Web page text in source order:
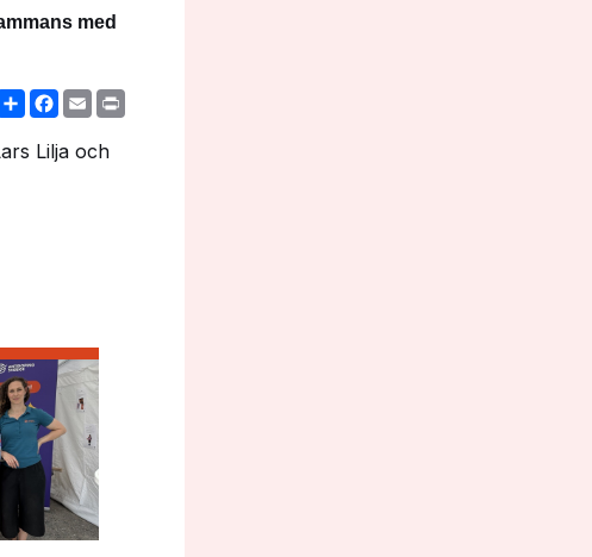
med
ShareFacebook
Email
Lilja och